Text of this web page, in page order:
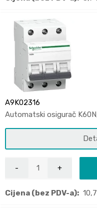
A9K02316
Automatski osigurač
Cijena (bez PDV-a):